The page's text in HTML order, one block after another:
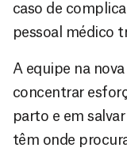
caso de
pessoal médico
A equipe na
concentrar
parto e em
têm onde